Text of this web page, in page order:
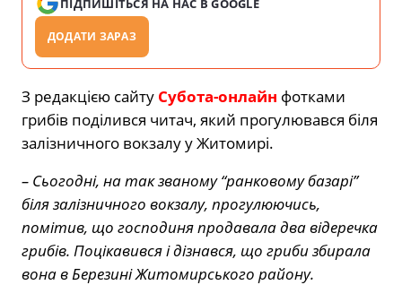
ПІДПИШІТЬСЯ НА НАС В GOOGLE
ДОДАТИ ЗАРАЗ
З редакцією сайту Субота-онлайн фотками
грибів поділився читач, який прогулювався біля
залізничного вокзалу у Житомирі.
– Сьогодні, на так званому “ранковому базарі”
біля залізничного вокзалу, прогулюючись,
помітив, що господиня продавала два відеречка
грибів. Поцікавився і дізнався, що гриби збирала
вона в Березині Житомирського району.